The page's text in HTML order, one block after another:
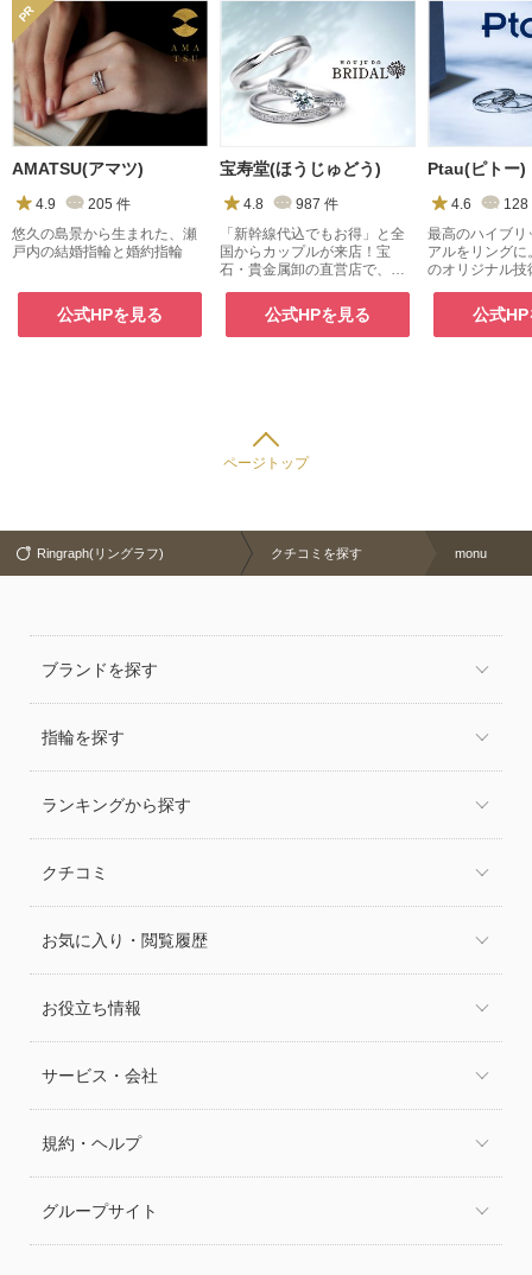
AMATSU(アマツ)
4.9 205 件
悠久の島景から生まれた、瀬
戸内の結婚指輪と婚約指輪
公式HPを見る
宝寿堂(ほうじゅどう)
4.8 987 件
「新幹線代込でもお得」と全
国からカップルが来店！宝
石・貴金属卸の直営店で、こ
公式HPを見る
Ptau(ピトー)
4.6
128
最高のハイブリ
アルをリング
のオリジナル技
エーションに
ッジリング。
公式
ページトップ
Ringraph(リングラフ) クチコミを探す monu
ブランドを探す
指輪を探す
ランキングから探す
クチコミ
お気に入り・閲覧履歴
お役立ち情報
サービス・会社
規約・ヘルプ
グループサイト